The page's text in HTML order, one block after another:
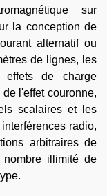
sur
la conception de
alternatif ou
de lignes, les
effets de charge
l'effet couronne,
scalaires et les
radio,
arbitraires de
nombre illimité de